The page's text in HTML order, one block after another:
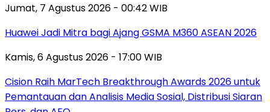
Jumat, 7 Agustus 2026 - 00:42 WIB
Huawei Jadi Mitra bagi Ajang GSMA M360 ASEAN 2026
Kamis, 6 Agustus 2026 - 17:00 WIB
Cision Raih MarTech Breakthrough Awards 2026 untuk
Pemantauan dan Analisis Media Sosial, Distribusi Siaran